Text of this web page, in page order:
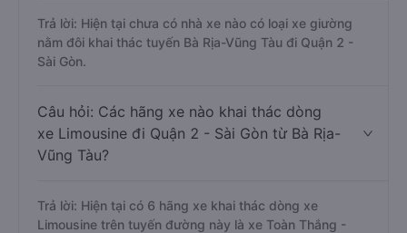
Trả lời: Hiện tại chưa có nhà xe nào có loại xe giường
nằm đôi khai thác tuyến Bà Rịa-Vũng Tàu đi Quận 2 -
Sài Gòn.
Câu hỏi: Các hãng xe nào khai thác dòng
xe Limousine đi Quận 2 - Sài Gòn từ Bà Rịa-
Vũng Tàu?
Trả lời: Hiện tại có 6 hãng xe khai thác dòng xe
Limousine trên tuyến đường này là xe Toàn Thắng -